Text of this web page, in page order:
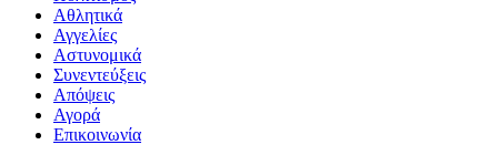
Αθλητικά
Αγγελίες
Αστυνομικά
Συνεντεύξεις
Απόψεις
Αγορά
Επικοινωνία